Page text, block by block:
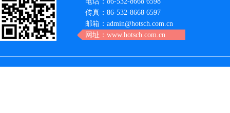
传真：86-532-8668 6597
邮箱：admin@hotsch.com.cn
网址：www.hotsch.com.cn